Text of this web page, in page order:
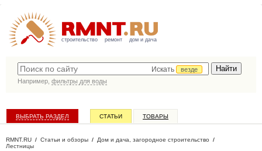
строительство ремонт дом и дача
Искать
везде
Например, фильтры для воды
ВЫБРАТЬ РАЗДЕЛ СТАТЬИ ТОВАРЫ
RMNT.RU / Статьи и обзоры / Дом и дача, загородное строительство /
Лестницы